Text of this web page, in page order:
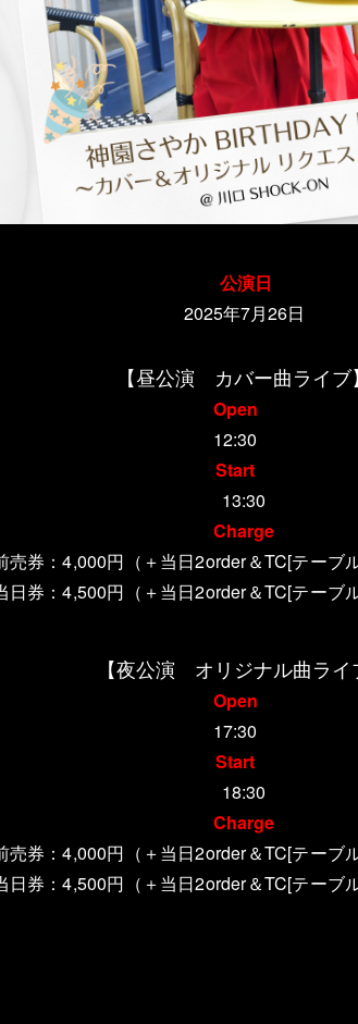
公演日
2025年7月26日
【昼公演 カバー曲ライブ】
Open
12:30
Start
13:30
Charge
売券：4,000円 （＋当日2order＆TC[テーブ
日券：4,500円 （＋当日2order＆TC[テーブ
【夜公演 オリジナル曲ライ
Open
17:30
Start
18:30
Charge
売券：4,000円 （＋当日2order＆TC[テーブ
日券：4,500円 （＋当日2order＆TC[テーブ